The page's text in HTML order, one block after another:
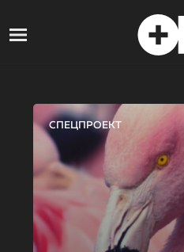
СПЕЦПРОЕКТ